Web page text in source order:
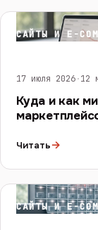
САЙТЫ И E-
17 июля 2026·12
Куда и как
Читать→
САЙТЫ И E-